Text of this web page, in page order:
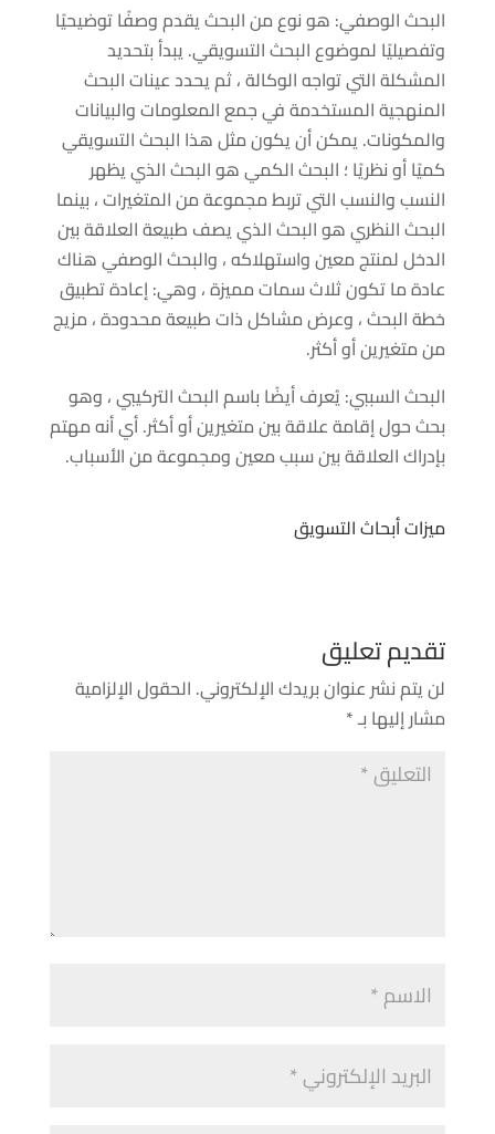
البحث الوصفي: هو نوع من البحث يقدم وصفًا توضيحيًا
وتفصيليًا لموضوع البحث التسويقي. يبدأ بتحديد
المشكلة التي تواجه الوكالة ، ثم يحدد عينات البحث
المنهجية المستخدمة في جمع المعلومات والبيانات
والمكونات. يمكن أن يكون مثل هذا البحث التسويقي
كميًا أو نظريًا ؛ البحث الكمي هو البحث الذي يظهر
النسب والنسب التي تربط مجموعة من المتغيرات ، بينما
البحث النظري هو البحث الذي يصف طبيعة العلاقة بين
الدخل لمنتج معين واستهلاكه ، والبحث الوصفي هناك
عادة ما تكون ثلاث سمات مميزة ، وهي: إعادة تطبيق
خطة البحث ، وعرض مشاكل ذات طبيعة محدودة ، مزيج
من متغيرين أو أكثر.
البحث السببي: يُعرف أيضًا باسم البحث التركيبي ، وهو
بحث حول إقامة علاقة بين متغيرين أو أكثر. أي أنه مهتم
بإدراك العلاقة بين سبب معين ومجموعة من الأسباب.
ميزات أبحاث التسويق
تقديم تعليق
لن يتم نشر عنوان بريدك الإلكتروني. الحقول الإلزامية
مشار إليها بـ*